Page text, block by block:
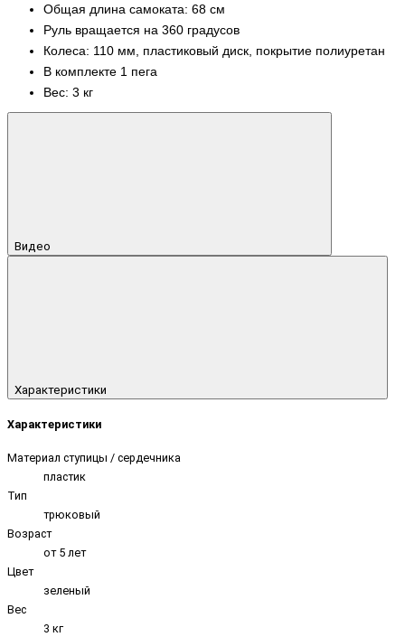
Общая длина самоката: 68 см
Руль вращается на 360 градусов
Колеса: 110 мм, пластиковый диск, покрытие полиуретан
В комплекте 1 пега
Вес: 3 кг
Видео
Характеристики
Характеристики
Материал ступицы / сердечника
пластик
Тип
трюковый
Возраст
от 5 лет
Цвет
зеленый
Вес
3 кг